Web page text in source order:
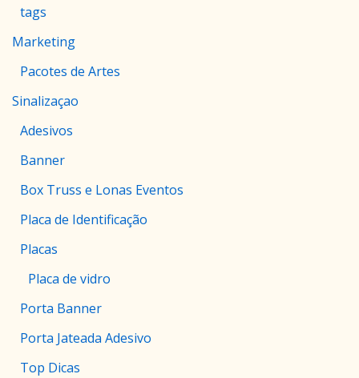
tags
Marketing
Pacotes de Artes
Sinalizaçao
Adesivos
Banner
Box Truss e Lonas Eventos
Placa de Identificação
Placas
Placa de vidro
Porta Banner
Porta Jateada Adesivo
Top Dicas